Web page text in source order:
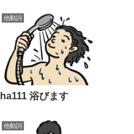
他動詞
ha111 浴びます
他動詞